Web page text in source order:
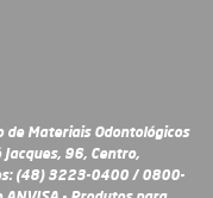
Materiais Odontológicos
96, Centro,
(48) 3223-0400 / 0800-